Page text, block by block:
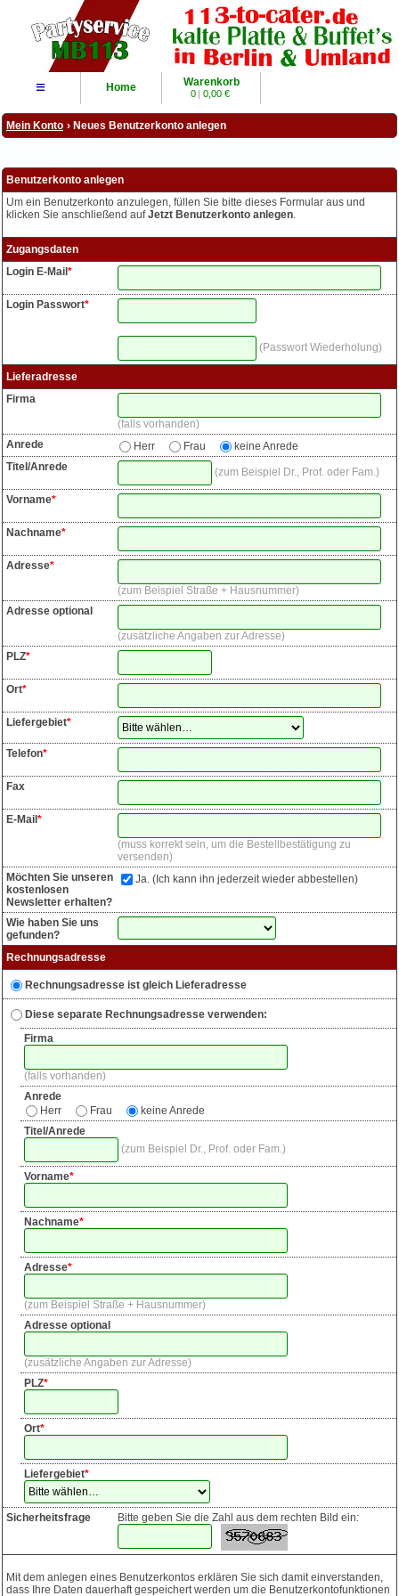
≡ Home Warenkorb
0 | 0,00 €
Mein Konto › Neues Benutzerkonto anlegen
Benutzerkonto anlegen
Um ein Benutzerkonto anzulegen, füllen Sie bitte dieses Formular aus und
klicken Sie anschließend aufJetzt Benutzerkonto anlegen.
Zugangsdaten
Login E-Mail *
Login Passwort*
Passwort Wiederholung
Lieferadresse
Firma
falls vorhanden
Anrede
Herr Frau
keine Anrede
Titel/Anrede
zum Beispiel Dr., Prof. oder Fam.
Vorname*
Nachname*
Adresse*
zum Beispiel Straße + Hausnummer
Adresse optional
zusätzliche Angaben zur Adresse
PLZ*
Ort*
Liefergebiet*
Telefon*
Fax
E-Mail *
muss korrekt sein, um die Bestellbestätigung zu
versenden
Möchten Sie unseren
kostenlosen
Newsletter erhalten?
Ja. (Ich kann ihn jederzeit wieder abbestellen)
Wie haben Sie uns
gefunden?
Rechnungsadresse
Rechnungsadresse ist gleich Lieferadresse
Diese separate Rechnungsadresse verwenden:
Firma
falls vorhanden
Anrede
Herr
Frau
keine Anrede
Titel/Anrede
zum Beispiel Dr., Prof. oder Fam.
Vorname*
Nachname*
Adresse*
zum Beispiel Straße + Hausnummer
Adresse optional
zusätzliche Angaben zur Adresse
PLZ*
Ort*
Liefergebiet*
Sicherheitsfrage Bitte geben Sie die Zahl aus dem rechten Bild ein:
Mit dem anlegen eines Benutzerkontos erklären Sie sich damit einverstanden,
dass Ihre Daten dauerhaft gespeichert werden um die Benutzerkontofunktionen